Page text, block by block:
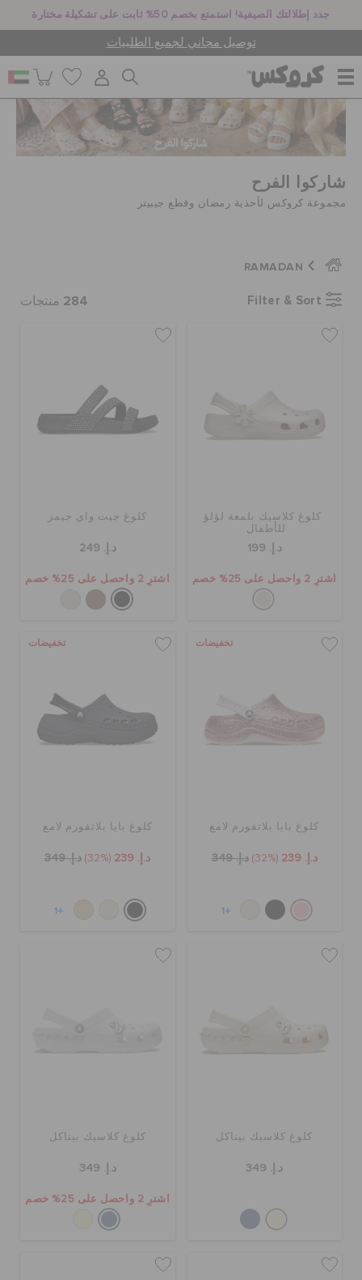
جدد إطلالتك الصيفية! استمتع بخصم 50% ثابت على تشكيلة مختارة
توصيل مجاني لجميع الطلبيات
للنساء
للرجال
جيبيتز تشارمز
الحقائب
تسجيل الدخول / اشتراك
قائمة الامنيات
حالة الطلبية
شاركوا الفرح
مجموعة كروكس لأحذية رمضان وقطع جيبيتز
RAMADAN
Filter & Sort
284 منتجات
كلوغ كلاسيك بلمعة لؤلؤ
للأطفال
د.إ. 199
اشترِ 2 واحصل على 25% خصم
كلوغ جيت واي جيمز
د.إ. 249
اشترِ 2 واحصل على 25% خصم
تخفيضات
كلوغ بايا بلاتفورم لامع
د.إ. 239 (32%) د.إ. 349
+1
تخفيضات
كلوغ بايا بلاتفورم لامع
د.إ. 239 (32%) د.إ. 349
+1
كلوغ كلاسيك بيناكل
د.إ. 349
كلوغ كلاسيك بيناكل
د.إ. 349
اشترِ 2 واحصل على 25% خصم